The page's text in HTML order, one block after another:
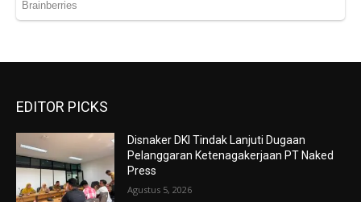
EDITOR PICKS
Disnaker DKI Tindak Lanjuti Dugaan
Pelanggaran Ketenagakerjaan PT Naked
Press
Agustus 5, 2026